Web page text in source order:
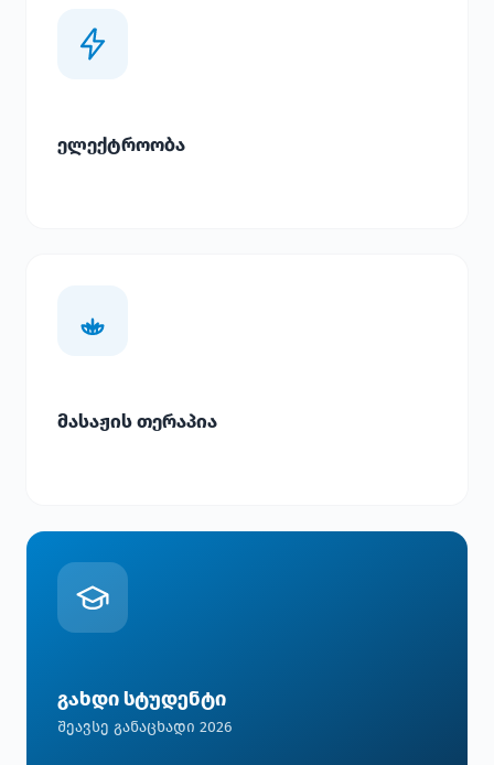
ელექტროობა
მასაჟის თერაპია
გახდი სტუდენტი
შეავსე განაცხადი 2026